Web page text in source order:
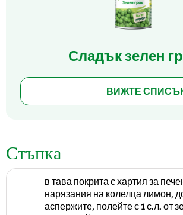
Сладък зелен
ВИЖТЕ
Стъпка
в тава покрита с хартия за
нарязания на колелца лимон,
аспержите, полейте с 1 с.л. от